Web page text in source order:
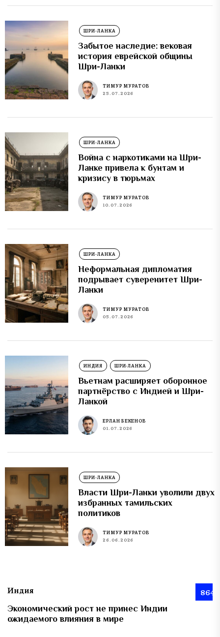
ШРИ-ЛАНКА
Забытое наследие: вековая
история еврейской общины
Шри-Ланки
ТИМУР МУРАТОВ
25.07.2026
ШРИ-ЛАНКА
Война с наркотиками на Шри-
Ланке привела к бунтам и
кризису в тюрьмах
ТИМУР МУРАТОВ
10.07.2026
ШРИ-ЛАНКА
Неформальная дипломатия
подрывает суверенитет Шри-
Ланки
ТИМУР МУРАТОВ
05.07.2026
ИНДИЯ ШРИ-ЛАНКА
Вьетнам расширяет оборонное
партнёрство с Индией и Шри-
Ланкой
ЕРЛАН БЕКЕНОВ
01.07.2026
ШРИ-ЛАНКА
Власти Шри-Ланки уволили двух
избранных тамильских
политиков
ТИМУР МУРАТОВ
26.06.2026
Индия 864
Экономический рост не принес Индии
ожидаемого влияния в мире